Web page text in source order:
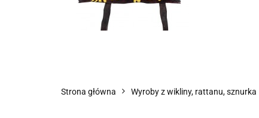
Strona główna Wyroby z wikliny, rattanu, sznurka